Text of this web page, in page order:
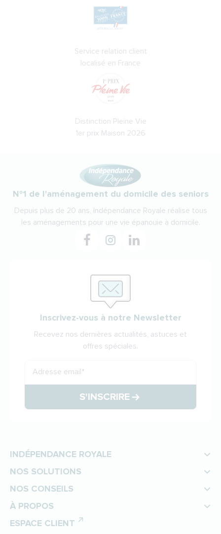
Service relation client
localisé en France
Distinction Pleine Vie
1er prix Maison 2026
N°1 de l'aménagement du domicile des seniors
Depuis plus de 20 ans, Indépendance Royale réalise tous
les aménagements pour une vie épanouie à domicile.
Inscrivez-vous à notre Newsletter
Recevez nos dernières actualités, astuces et
offres spéciales.
Adresse email*
S'INSCRIRE
INDÉPENDANCE ROYALE
NOS SOLUTIONS
NOS CONSEILS
À PROPOS
ESPACE CLIENT